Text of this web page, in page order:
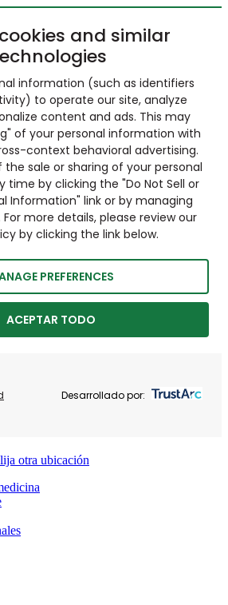
and similar
information (such as identifiers
to operate our site, analyze
content and ads. This may
of your personal information with
context behavioral advertising.
sale or sharing of your personal
by clicking the "Do Not Sell or
Information" link or by managing
more details, please review our
by clicking the link below.
PREFERENCES
ACEPTAR TODO
Desarrollado por:
otra ubicación